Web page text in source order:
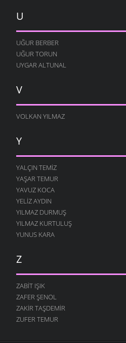
U
UĞUR BERBER
UĞUR TORUN
UYGAR ALTUNAL
V
VOLKAN YILMAZ
Y
YALÇIN TEMIZ
YAŞAR TEMUR
YAVUZ KOCA
YELIZ AYDIN
YILMAZ DURMUŞ
YILMAZ KURTULUŞ
YUNUS KARA
Z
ZABIT IŞIK
ZAFER ŞENOL
ZAKIR TAŞDEMIR
ZUFER TEMUR